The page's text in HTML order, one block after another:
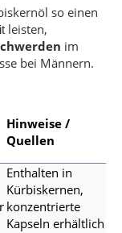
so einen
leisten,
im
bei Männern.
Hinweise /
Quellen
Enthalten in
Kürbiskernen,
konzentrierte
Kapseln erhältlich